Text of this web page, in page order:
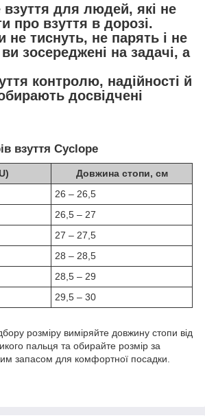
для людей, які не
про взуття в дорозі.
не тиснуть, не парять і не
ви зосереджені на задачі, а
контролю, надійності й
досвідчені
взуття Cyclope
Довжина стопи, см
26 – 26,5
26,5 – 27
27 – 27,5
28 – 28,5
28,5 – 29
29,5 – 30
розміру виміряйте довжину стопи від
пальця та обирайте розмір за
запасом для комфортної посадки.